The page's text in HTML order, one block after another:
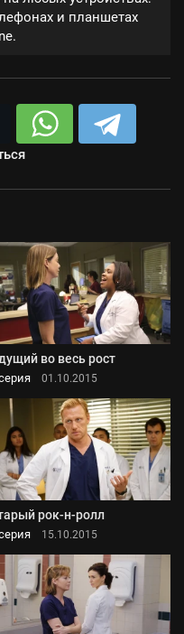
и планшетах
во весь рост
01.10.2015
рок-н-ролл
15.10.2015